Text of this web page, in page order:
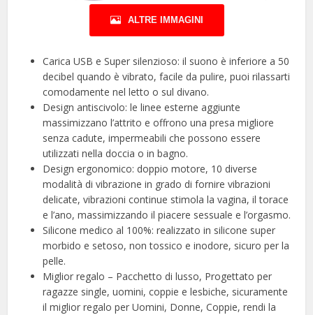
ALTRE IMMAGINI
Carica USB e Super silenzioso: il suono è inferiore a 50
decibel quando è vibrato, facile da pulire, puoi rilassarti
comodamente nel letto o sul divano.
Design antiscivolo: le linee esterne aggiunte
massimizzano l’attrito e offrono una presa migliore
senza cadute, impermeabili che possono essere
utilizzati nella doccia o in bagno.
Design ergonomico: doppio motore, 10 diverse
modalità di vibrazione in grado di fornire vibrazioni
delicate, vibrazioni continue stimola la vagina, il torace
e l’ano, massimizzando il piacere sessuale e l’orgasmo.
Silicone medico al 100%: realizzato in silicone super
morbido e setoso, non tossico e inodore, sicuro per la
pelle.
Miglior regalo – Pacchetto di lusso, Progettato per
ragazze single, uomini, coppie e lesbiche, sicuramente
il miglior regalo per Uomini, Donne, Coppie, rendi la